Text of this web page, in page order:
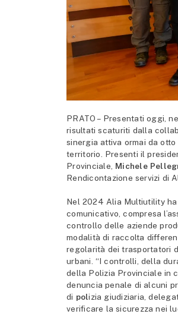
PRATO – Presentati oggi,
risultati scaturiti dalla
sinergia attiva ormai da
territorio. Presenti il
Provinciale, Michele
Rendicontazione servizi di
Nel 2024 Alia Multiutility
comunicativo, compresa
controllo delle aziende
modalità di raccolta
regolarità dei trasportatori
urbani. “I controlli, della
della Polizia Provinciale in
denuncia penale di alcuni
di polizia giudiziaria,
verificare la sicurezza nei